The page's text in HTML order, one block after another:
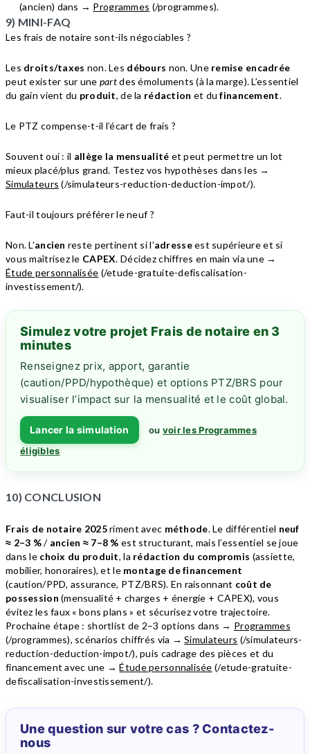
(ancien) dans → Programmes (/programmes).
9) MINI-FAQ
Les frais de notaire sont-ils négociables ?
Les droits/taxes non. Les débours non. Une remise encadrée
peut exister sur une partdes émoluments (à la marge). L’essentiel
du gain vient du produit, de la rédaction et dufinancement.
Le PTZ compense-t-il l’écart de frais ?
Souvent oui : il allège la mensualité et peut permettre un lot
mieux placé/plus grand. Testez vos hypothèses dans les →
Simulateurs (/simulateurs-reduction-deduction-impot/).
Faut-il toujours préférer le neuf ?
Non. L’ancien reste pertinent si l’adresseest supérieure et si
vous maîtrisez le CAPEX. Décidez chiffres en main via une →
Étude personnalisée (/etude-gratuite-defiscalisation-
investissement/).
Simulez votre projet Frais de notaire en 3
minutes
Renseignez prix, apport, garantie
(caution/PPD/hypothèque) et options PTZ/BRS pour
visualiser l’impact sur la mensualité et le coût global.
Lancer la simulation ou voir les Programmes
éligibles
10) CONCLUSION
Frais de notaire 2025riment avec méthode. Le différentiel neuf
≈ 2–3 %/ ancien ≈ 7–8 % est structurant, mais l’essentiel se joue
dans le choix du produit, la rédaction du compromis (assiette,
mobilier, honoraires), et le montage de financement
(caution/PPD, assurance, PTZ/BRS). En raisonnant coût de
possession (mensualité + charges + énergie + CAPEX), vous
évitez les faux « bons plans » et sécurisez votre trajectoire.
Prochaine étape : shortlist de 2–3 options dans → Programmes
(/programmes), scénarios chiffrés via →Simulateurs (/simulateurs-
reduction-deduction-impot/), puis cadrage des pièces et du
financement avec une →Étude personnalisée (/etude-gratuite-
defiscalisation-investissement/).
Une question sur votre cas ? Contactez-
nous